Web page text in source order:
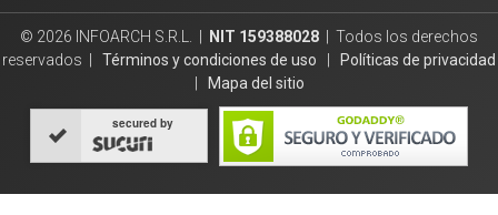
© 2026 INFOARCH S.R.L. | NIT 159388028 | Todos los derechos
reservados | Términos y condiciones de uso
Políticas de privacidad
Mapa del sitio
secured by